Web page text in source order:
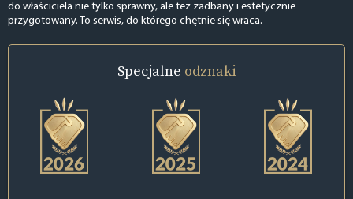
do właściciela nie tylko sprawny, ale też zadbany i estetycznie
przygotowany. To serwis, do którego chętnie się wraca.
Specjalne odznaki